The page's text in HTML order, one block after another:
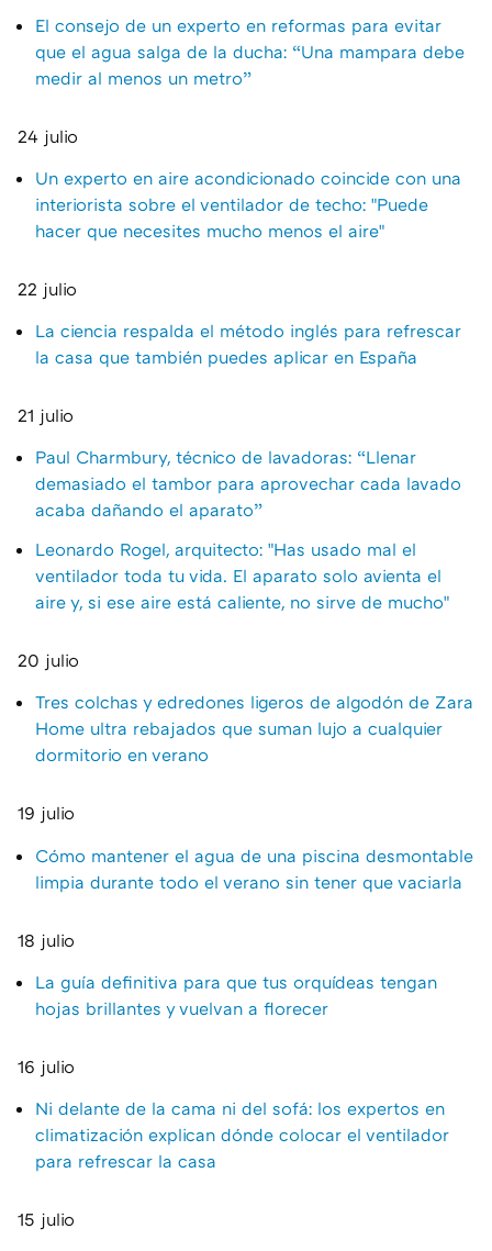
El consejo de un experto en reformas para evitar
que el agua salga de la ducha: “Una mampara debe
medir al menos un metro”
24 julio
Un experto en aire acondicionado coincide con una
interiorista sobre el ventilador de techo: "Puede
hacer que necesites mucho menos el aire"
22 julio
La ciencia respalda el método inglés para refrescar
la casa que también puedes aplicar en España
21 julio
Paul Charmbury, técnico de lavadoras: “Llenar
demasiado el tambor para aprovechar cada lavado
acaba dañando el aparato”
Leonardo Rogel, arquitecto: "Has usado mal el
ventilador toda tu vida. El aparato solo avienta el
aire y, si ese aire está caliente, no sirve de mucho"
20 julio
Tres colchas y edredones ligeros de algodón de Zara
Home ultra rebajados que suman lujo a cualquier
dormitorio en verano
19 julio
Cómo mantener el agua de una piscina desmontable
limpia durante todo el verano sin tener que vaciarla
18 julio
La guía definitiva para que tus orquídeas tengan
hojas brillantes y vuelvan a florecer
16 julio
Ni delante de la cama ni del sofá: los expertos en
climatización explican dónde colocar el ventilador
para refrescar la casa
15 julio